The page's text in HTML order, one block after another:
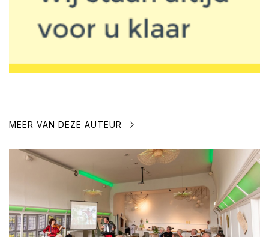
MEER VAN DEZE AUTEUR